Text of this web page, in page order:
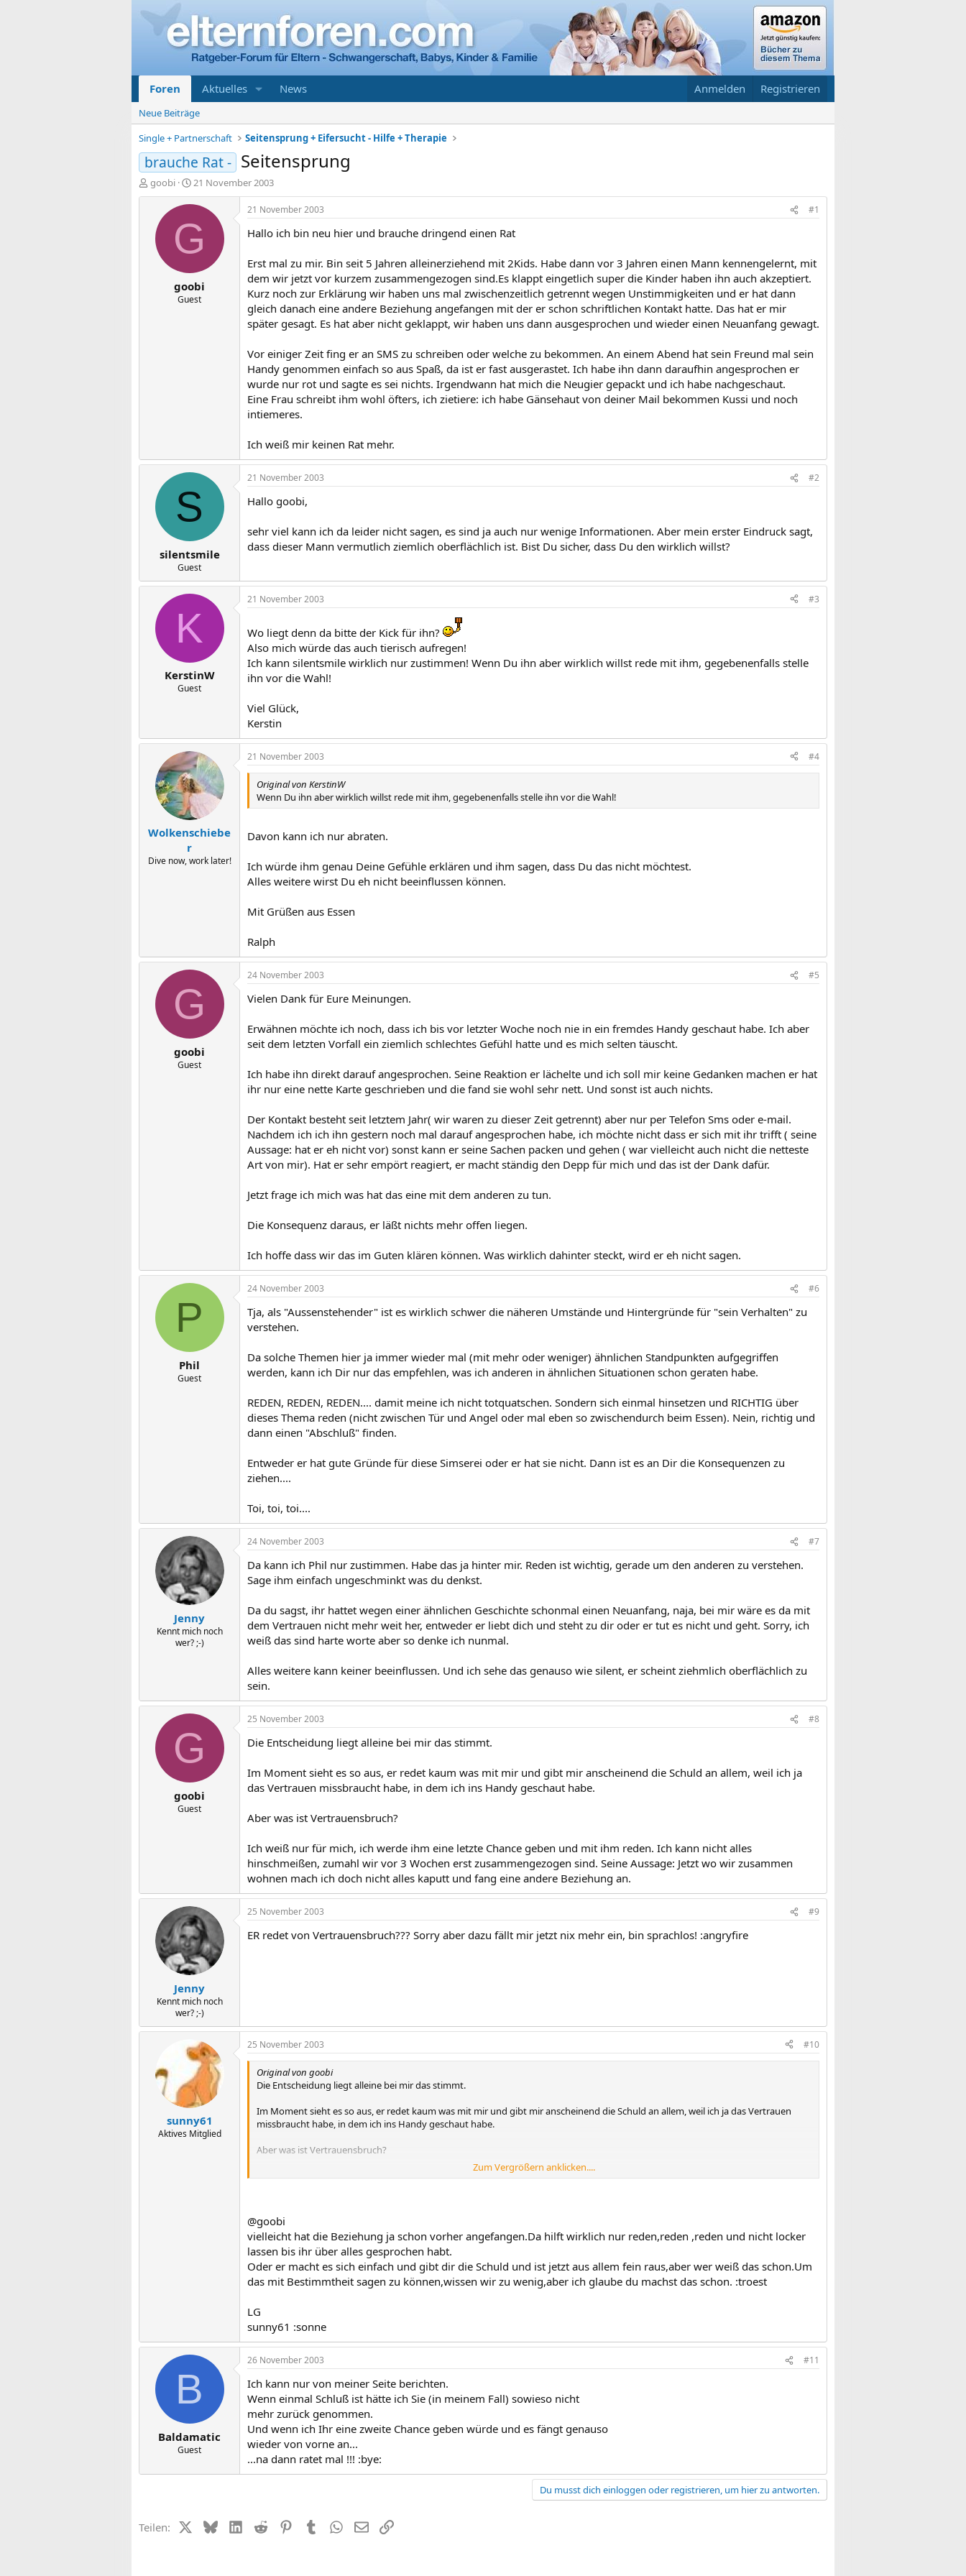
Foren Aktuelles News Anmelden Registrieren
Neue Beiträge
Single + Partnerschaft
Seitensprung + Eifersucht - Hilfe + Therapie
brauche Rat - Seitensprung
E
r
goobi
E
r
s
t
e
l
t
a
m
21 November 2003
G
goobi
Guest
21 November 2003 #1
Hallo ich bin neu hier und brauche dringend einen Rat
Erst mal zu mir. Bin seit 5 Jahren alleinerziehend mit 2Kids. Habe dann vor 3 Jahren einen Mann kennengelernt, mit
dem wir jetzt vor kurzem zusammengezogen sind.Es klappt eingetlich super die Kinder haben ihn auch akzeptiert.
Kurz noch zur Erklärung wir haben uns mal zwischenzeitlich getrennt wegen Unstimmigkeiten und er hat dann
gleich danach eine andere Beziehung angefangen mit der er schon schriftlichen Kontakt hatte. Das hat er mir
später gesagt. Es hat aber nicht geklappt, wir haben uns dann ausgesprochen und wieder einen Neuanfang gewagt.
Vor einiger Zeit fing er an SMS zu schreiben oder welche zu bekommen. An einem Abend hat sein Freund mal sein
Handy genommen einfach so aus Spaß, da ist er fast ausgerastet. Ich habe ihn dann daraufhin angesprochen er
wurde nur rot und sagte es sei nichts. Irgendwann hat mich die Neugier gepackt und ich habe nachgeschaut.
Eine Frau schreibt ihm wohl öfters, ich zietiere: ich habe Gänsehaut von deiner Mail bekommen Kussi und noch
intiemeres.
Ich weiß mir keinen Rat mehr.
S
silentsmile
Guest
21 November 2003 #2
Hallo goobi,
sehr viel kann ich da leider nicht sagen, es sind ja auch nur wenige Informationen. Aber mein erster Eindruck sagt,
dass dieser Mann vermutlich ziemlich oberflächlich ist. Bist Du sicher, dass Du den wirklich willst?
K
KerstinW
Guest
21 November 2003 #3
Wo liegt denn da bitte der Kick für ihn?
Also mich würde das auch tierisch aufregen!
Ich kann silentsmile wirklich nur zustimmen! Wenn Du ihn aber wirklich willst rede mit ihm, gegebenenfalls stelle
ihn vor die Wahl!
Viel Glück,
Kerstin
Wolkenschiebe
r
Dive now, work later!
21 November 2003 #4
Original von KerstinW
Wenn Du ihn aber wirklich willst rede mit ihm, gegebenenfalls stelle ihn vor die Wahl!
Davon kann ich nur abraten.
Ich würde ihm genau Deine Gefühle erklären und ihm sagen, dass Du das nicht möchtest.
Alles weitere wirst Du eh nicht beeinflussen können.
Mit Grüßen aus Essen
Ralph
G
goobi
Guest
24 November 2003 #5
Vielen Dank für Eure Meinungen.
Erwähnen möchte ich noch, dass ich bis vor letzter Woche noch nie in ein fremdes Handy geschaut habe. Ich aber
seit dem letzten Vorfall ein ziemlich schlechtes Gefühl hatte und es mich selten täuscht.
Ich habe ihn direkt darauf angesprochen. Seine Reaktion er lächelte und ich soll mir keine Gedanken machen er hat
ihr nur eine nette Karte geschrieben und die fand sie wohl sehr nett. Und sonst ist auch nichts.
Der Kontakt besteht seit letztem Jahr( wir waren zu dieser Zeit getrennt) aber nur per Telefon Sms oder e-mail.
Nachdem ich ich ihn gestern noch mal darauf angesprochen habe, ich möchte nicht dass er sich mit ihr trifft ( seine
Aussage: hat er eh nicht vor) sonst kann er seine Sachen packen und gehen ( war vielleicht auch nicht die netteste
Art von mir). Hat er sehr empört reagiert, er macht ständig den Depp für mich und das ist der Dank dafür.
Jetzt frage ich mich was hat das eine mit dem anderen zu tun.
Die Konsequenz daraus, er läßt nichts mehr offen liegen.
Ich hoffe dass wir das im Guten klären können. Was wirklich dahinter steckt, wird er eh nicht sagen.
P
Phil
Guest
24 November 2003 #6
Tja, als "Aussenstehender" ist es wirklich schwer die näheren Umstände und Hintergründe für "sein Verhalten" zu
verstehen.
Da solche Themen hier ja immer wieder mal (mit mehr oder weniger) ähnlichen Standpunkten aufgegriffen
werden, kann ich Dir nur das empfehlen, was ich anderen in ähnlichen Situationen schon geraten habe.
REDEN, REDEN, REDEN.... damit meine ich nicht totquatschen. Sondern sich einmal hinsetzen und RICHTIG über
dieses Thema reden (nicht zwischen Tür und Angel oder mal eben so zwischendurch beim Essen). Nein, richtig und
dann einen "Abschluß" finden.
Entweder er hat gute Gründe für diese Simserei oder er hat sie nicht. Dann ist es an Dir die Konsequenzen zu
ziehen....
Toi, toi, toi....
Jenny
Kennt mich noch
wer? ;-)
24 November 2003 #7
Da kann ich Phil nur zustimmen. Habe das ja hinter mir. Reden ist wichtig, gerade um den anderen zu verstehen.
Sage ihm einfach ungeschminkt was du denkst.
Da du sagst, ihr hattet wegen einer ähnlichen Geschichte schonmal einen Neuanfang, naja, bei mir wäre es da mit
dem Vertrauen nicht mehr weit her, entweder er liebt dich und steht zu dir oder er tut es nicht und geht. Sorry, ich
weiß das sind harte worte aber so denke ich nunmal.
Alles weitere kann keiner beeinflussen. Und ich sehe das genauso wie silent, er scheint ziehmlich oberflächlich zu
sein.
G
goobi
Guest
25 November 2003 #8
Die Entscheidung liegt alleine bei mir das stimmt.
Im Moment sieht es so aus, er redet kaum was mit mir und gibt mir anscheinend die Schuld an allem, weil ich ja
das Vertrauen missbraucht habe, in dem ich ins Handy geschaut habe.
Aber was ist Vertrauensbruch?
Ich weiß nur für mich, ich werde ihm eine letzte Chance geben und mit ihm reden. Ich kann nicht alles
hinschmeißen, zumahl wir vor 3 Wochen erst zusammengezogen sind. Seine Aussage: Jetzt wo wir zusammen
wohnen mach ich doch nicht alles kaputt und fang eine andere Beziehung an.
Jenny
Kennt mich noch
wer? ;-)
25 November 2003 #9
ER redet von Vertrauensbruch??? Sorry aber dazu fällt mir jetzt nix mehr ein, bin sprachlos! :angryfire
sunny61
Aktives Mitglied
25 November 2003 #10
Original von goobi
Die Entscheidung liegt alleine bei mir das stimmt.
Im Moment sieht es so aus, er redet kaum was mit mir und gibt mir anscheinend die Schuld an allem, weil ich ja das Vertrauen
missbraucht habe, in dem ich ins Handy geschaut habe.
Aber was ist Vertrauensbruch?
Ich weiß nur für mich, ich werde ihm eine letzte Chance geben und mit ihm reden. Ich kann nicht alles hinschmeißen, zumahl wir
Zum Vergrößern anklicken....
@goobi
vielleicht hat die Beziehung ja schon vorher angefangen.Da hilft wirklich nur reden,reden ,reden und nicht locker
lassen bis ihr über alles gesprochen habt.
Oder er macht es sich einfach und gibt dir die Schuld und ist jetzt aus allem fein raus,aber wer weiß das schon.Um
das mit Bestimmtheit sagen zu können,wissen wir zu wenig,aber ich glaube du machst das schon. :troest
LG
sunny61 :sonne
B
Baldamatic
Guest
26 November 2003 #11
Ich kann nur von meiner Seite berichten.
Wenn einmal Schluß ist hätte ich Sie (in meinem Fall) sowieso nicht
mehr zurück genommen.
Und wenn ich Ihr eine zweite Chance geben würde und es fängt genauso
wieder von vorne an...
...na dann ratet mal !!! :bye:
Du musst dich einloggen oder registrieren, um hier zu antworten.
Teilen: X (Twitter)
BlueskyLinkedIn
Reddit PinterestTumblrWhatsApp
E-MailLink